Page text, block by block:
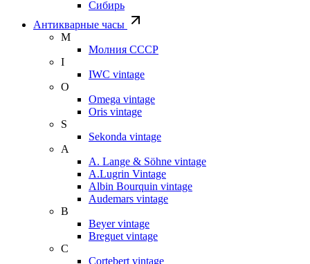
Сибирь
Антикварные часы
М
Молния СССР
I
IWC vintage
O
Omega vintage
Oris vintage
S
Sekonda vintage
A
A. Lange & Söhne vintage
A.Lugrin Vintage
Albin Bourquin vintage
Audemars vintage
B
Beyer vintage
Breguet vintage
C
Cortebert vintage